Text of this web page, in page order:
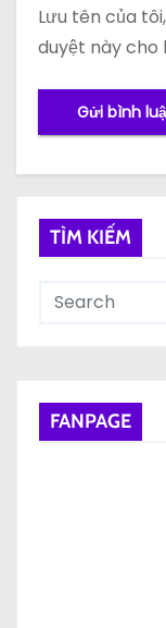
Lưu tên của
duyệt này cho
TÌM KIẾM
FANPAGE